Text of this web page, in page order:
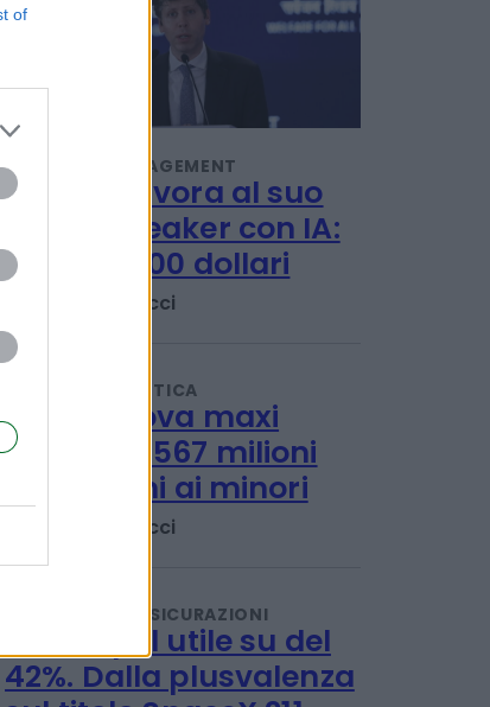
of
IMPRESA E MANAGEMENT
OpenAI lavora al suo
smart speaker con IA:
costerà 300 dollari
Emanuela Meucci
ECONOMIA POLITICA
Meta, nuova maxi
multa da 567 milioni
Emanuela Meucci